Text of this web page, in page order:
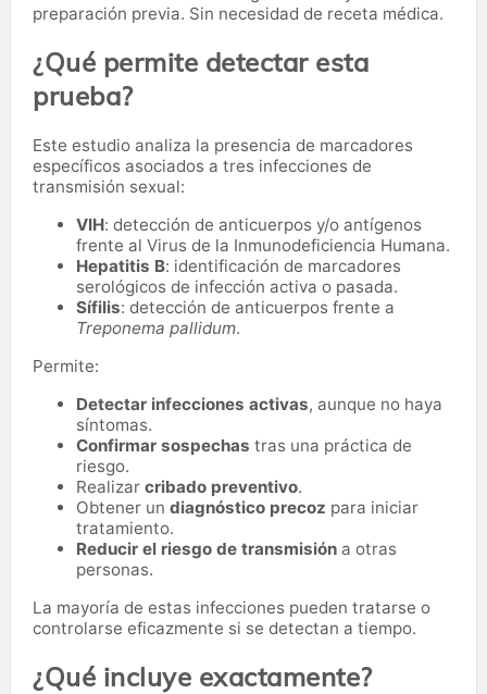
preparación previa. Sin necesidad de receta médica.
¿Qué permite detectar esta
prueba?
Este estudio analiza la presencia de marcadores
específicos asociados a tres infecciones de
transmisión sexual:
VIH: detección de anticuerpos y/o antígenos
frente al Virus de la Inmunodeficiencia Humana.
Hepatitis B: identificación de marcadores
serológicos de infección activa o pasada.
Sífilis: detección de anticuerpos frente a
Treponema pallidum.
Permite:
Detectar infecciones activas, aunque no haya
síntomas.
Confirmar sospechas tras una práctica de
riesgo.
Realizar cribado preventivo.
Obtener un diagnóstico precoz para iniciar
tratamiento.
Reducir el riesgo de transmisión a otras
personas.
La mayoría de estas infecciones pueden tratarse o
controlarse eficazmente si se detectan a tiempo.
¿Qué incluye exactamente?